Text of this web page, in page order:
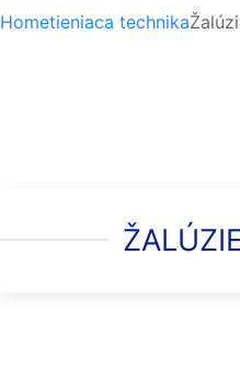
Hometieniaca technika